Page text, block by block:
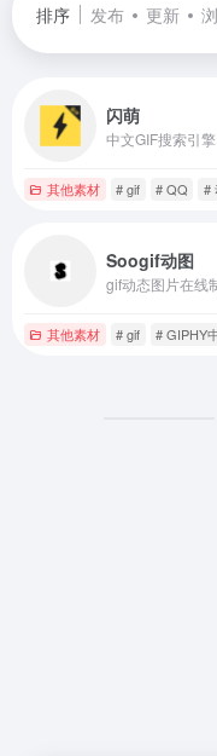
排序 发布 更新
闪萌
中文GIF搜索引擎
其他素材 # gif # QQ #
Soogif动图
gif动态图片在线
其他素材 # gif # GIPHY